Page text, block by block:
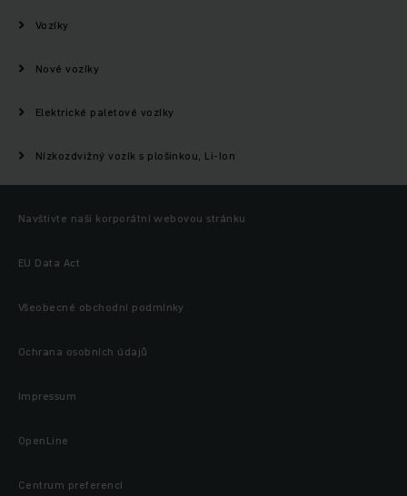
Vozíky
Nové vozíky
Elektrické paletové vozíky
Nízkozdvižný vozík s plošinkou, Li-Ion
Navštivte naši korporátní webovou stránku
EU Data Act
Všeobecné obchodní podmínky
Ochrana osobních údajů
Impressum
OpenLine
Centrum preferencí